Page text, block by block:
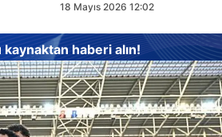
18 Mayıs 2026 12:02
haberi alın!